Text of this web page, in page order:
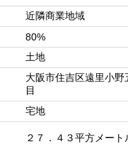
近隣商業地域
80%
土地
大阪市住吉区遠里小野
目
宅地
２７．４３平方メート